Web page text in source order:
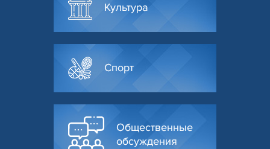
Культура
Спорт
Общественные
обсуждения